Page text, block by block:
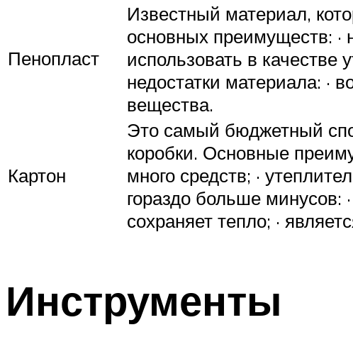
Пенопласт
Известный материал,
основных преимуществ: ·
использовать в
недостатки материала: ·
вещества.
Картон
Это самый бюджетный
коробки. Основные
много средств; ·
гораздо больше минусов:
сохраняет тепло; ·
Инструменты